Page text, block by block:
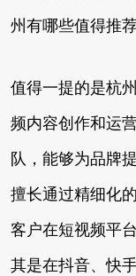
州有哪些值得推
值得一提的是杭
频内容创作和运
队，能够为品牌
擅长通过精细化
客户在短视频平
其是在抖音、快